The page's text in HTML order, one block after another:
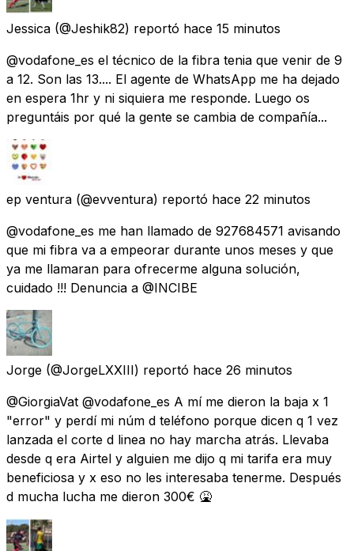
Jessica (@Jeshik82) reportó hace 15 minutos
@vodafone_es el técnico de la fibra tenia que venir de 9
a 12. Son las 13.... El agente de WhatsApp me ha dejado
en espera 1hr y ni siquiera me responde. Luego os
preguntáis por qué la gente se cambia de compañía...
ep ventura (@evventura) reportó hace 22 minutos
@vodafone_es me han llamado de 927684571 avisando
que mi fibra va a empeorar durante unos meses y que
ya me llamaran para ofrecerme alguna solución,
cuidado !!! Denuncia a @INCIBE
Jorge (@JorgeLXXIII) reportó hace 26 minutos
@GiorgiaVat @vodafone_es A mí me dieron la baja x 1
"error" y perdí mi núm d teléfono porque dicen q 1 vez
lanzada el corte d linea no hay marcha atrás. Llevaba
desde q era Airtel y alguien me dijo q mi tarifa era muy
beneficiosa y x eso no les interesaba tenerme. Después
d mucha lucha me dieron 300€ 🤮